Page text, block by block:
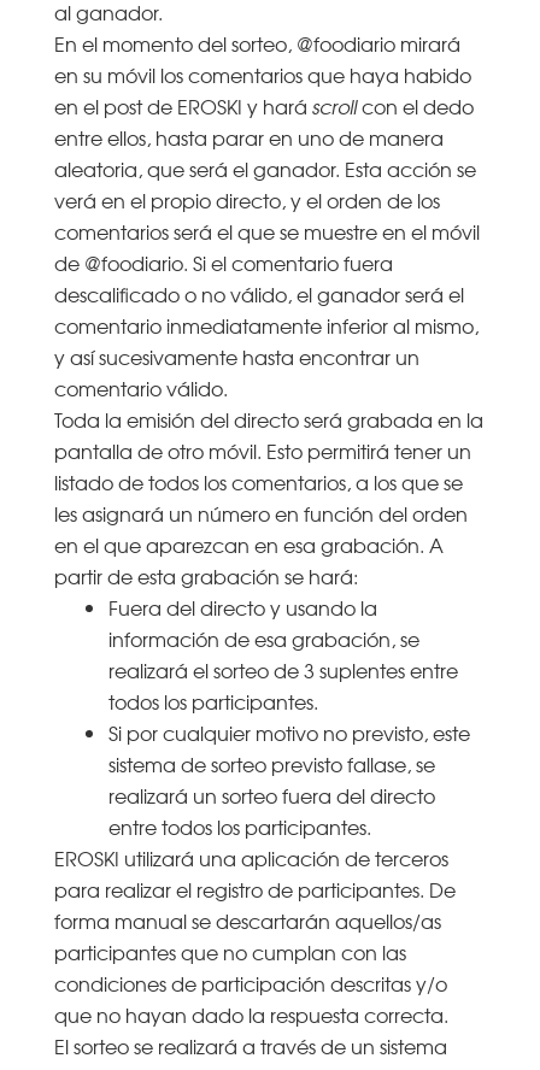
al ganador.
En el momento del sorteo, @foodiario mirará
en su móvil los comentarios que haya habido
en el post de EROSKI y hará scrollcon el dedo
entre ellos, hasta parar en uno de manera
aleatoria, que será el ganador. Esta acción se
verá en el propio directo, y el orden de los
comentarios será el que se muestre en el móvil
de @foodiario. Si el comentario fuera
descalificado o no válido, el ganador será el
comentario inmediatamente inferior al mismo,
y así sucesivamente hasta encontrar un
comentario válido.
Toda la emisión del directo será grabada en la
pantalla de otro móvil. Esto permitirá tener un
listado de todos los comentarios, a los que se
les asignará un número en función del orden
en el que aparezcan en esa grabación. A
partir de esta grabación se hará:
Fuera del directo y usando la
información de esa grabación, se
realizará el sorteo de 3 suplentes entre
todos los participantes.
Si por cualquier motivo no previsto, este
sistema de sorteo previsto fallase, se
realizará un sorteo fuera del directo
entre todos los participantes.
EROSKI utilizará una aplicación de terceros
para realizar el registro de participantes. De
forma manual se descartarán aquellos/as
participantes que no cumplan con las
condiciones de participación descritas y/o
que no hayan dado la respuesta correcta.
El sorteo se realizará a través de un sistema